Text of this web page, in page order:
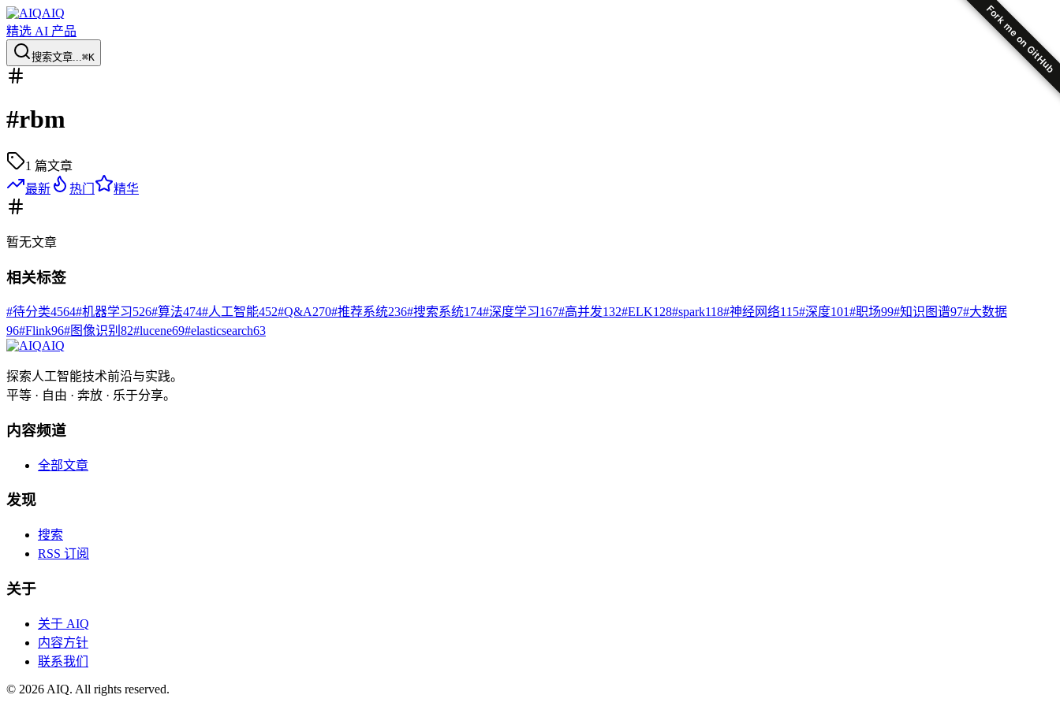
Fork me on GitHub
AIQ
精选 AI 产品
搜索文章...⌘K
#rbm
1 篇文章
最新
热门 精华
暂无文章
相关标签
#待分类4564#机器学习526#算法474#人工智能452#Q&A270#推荐系统236#搜索系统174#深度学习167#高并发132#ELK128#spark118#神经网络115#深度101#职场99#知识图谱97#大数据
96#Flink96#图像识别 82#lucene69#elasticsearch63
AIQ
探索人工智能技术前沿与实践。
平等 · 自由 · 奔放 · 乐于分享。
内容频道
全部文章
发现
搜索
RSS 订阅
关于
关于 AIQ
内容方针
联系我们
© 2026 AIQ. All rights reserved.